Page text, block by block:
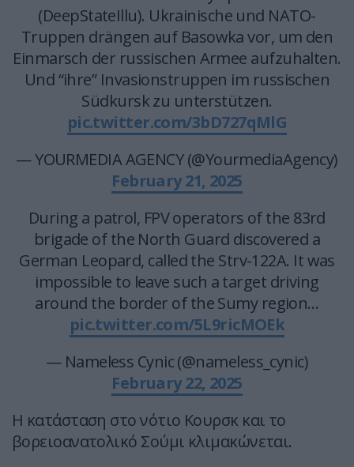
(DeepStateIllu). Ukrainische und NATO-
Truppen drängen auf Basowka vor, um den
Einmarsch der russischen Armee aufzuhalten.
Und “ihre” Invasionstruppen im russischen
Südkursk zu unterstützen.
pic.twitter.com/3bD727qMlG
— YOURMEDIA AGENCY (@YourmediaAgency)
February 21, 2025
During a patrol, FPV operators of the 83rd
brigade of the North Guard discovered a
German Leopard, called the Strv-122A. It was
impossible to leave such a target driving
around the border of the Sumy region…
pic.twitter.com/5L9ricMOEk
— Nameless Cynic (@nameless_cynic)
February 22, 2025
Η κατάσταση στο νότιο Κουρσκ και το
βορειοανατολικό Σούμι κλιμακώνεται.